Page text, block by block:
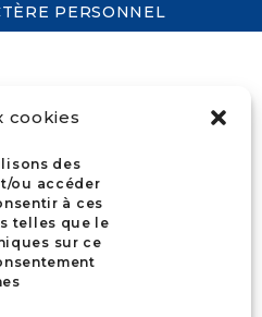
cookies
des
ou accéder
à ces
telles que le
sur ce
PERSONNEL